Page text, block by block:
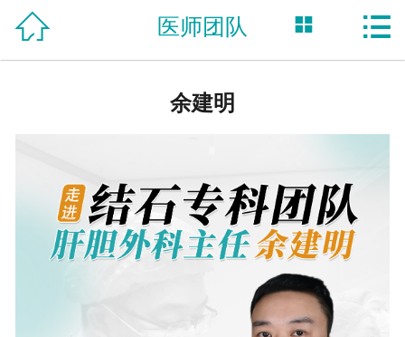
网站首页
先进设备
医院纪要
来院路线
 医师团队  
余建明